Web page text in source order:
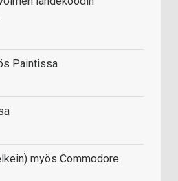
Paintissa
myös Commodore